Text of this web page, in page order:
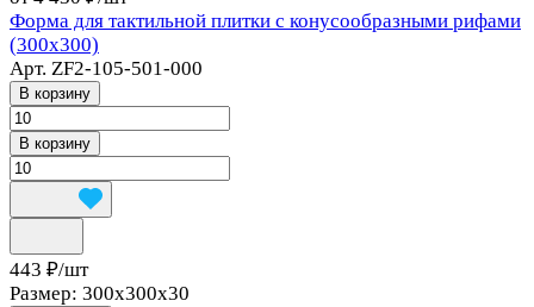
Форма для тактильной плитки с конусообразными рифами
(300х300)
Арт. ZF2-105-501-000
В корзину
В корзину
443 ₽/шт
Размер: 300x300x30